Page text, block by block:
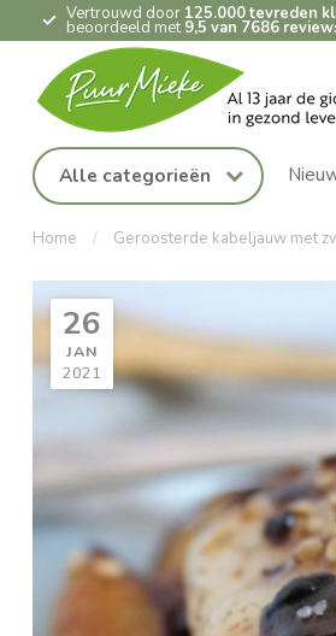
Vertrouwd door 125.000 tevreden
beoordeeld met 9,5 van 7686
Alle categorieën
Home / Geroosterde kabeljauw met
26
JAN
2021